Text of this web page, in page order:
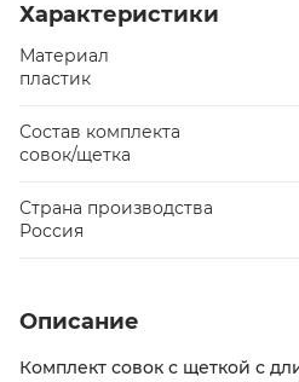
Характеристики
Материал
пластик
Состав комплекта
совок/щетка
Страна производства
Россия
Описание
Комплект совок с щеткой с